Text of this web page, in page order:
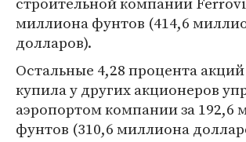
миллиона фунтов (414,6
долларов).
Остальные 4,28 процента
купила у других акционеров
аэропортом компании за 192,6
фунтов (310,6 миллиона